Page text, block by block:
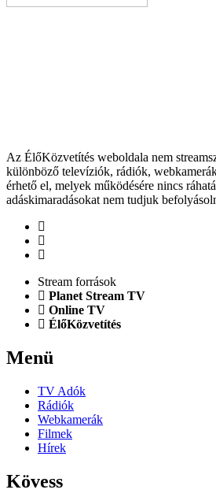
Az ÉlőKözvetítés weboldala nem
különböző televíziók, rádiók,
érhető el, melyek működésére nincs
adáskimaradásokat nem tudjuk
Stream források
Planet Stream TV
Online TV
ÉlőKözvetítés
Menü
TV Adók
Rádiók
Webkamerák
Filmek
Hírek
Kövess